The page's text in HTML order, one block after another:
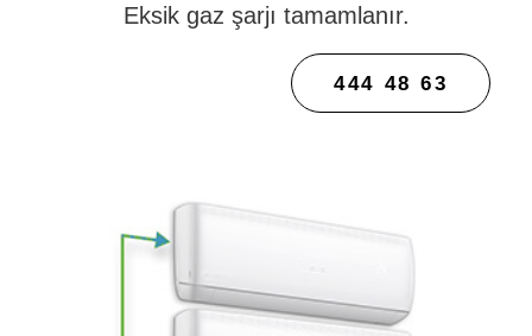
Eksik gaz şarjı tamamlanır.
444 48 63